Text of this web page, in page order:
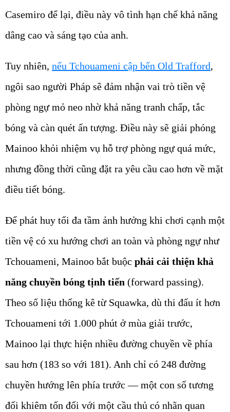
Casemiro để lại, điều này vô tình hạn chế khả năng
dâng cao và sáng tạo của anh.
Tuy nhiên, nếu Tchouameni cập bến Old Trafford,
ngôi sao người Pháp sẽ đảm nhận vai trò tiền vệ
phòng ngự mỏ neo nhờ khả năng tranh chấp, tắc
bóng và càn quét ấn tượng. Điều này sẽ giải phóng
Mainoo khỏi nhiệm vụ hỗ trợ phòng ngự quá mức,
nhưng đồng thời cũng đặt ra yêu cầu cao hơn về mặt
điều tiết bóng.
Để phát huy tối đa tầm ảnh hưởng khi chơi cạnh một
tiền vệ có xu hướng chơi an toàn và phòng ngự như
Tchouameni, Mainoo bắt buộc phải cải thiện khả
năng chuyền bóng tịnh tiến (forward passing).
Theo số liệu thống kê từ Squawka, dù thi đấu ít hơn
Tchouameni tới 1.000 phút ở mùa giải trước,
Mainoo lại thực hiện nhiều đường chuyền về phía
sau hơn (183 so với 181). Anh chỉ có 248 đường
chuyền hướng lên phía trước — một con số tương
đối khiêm tốn đối với một cầu thủ có nhãn quan